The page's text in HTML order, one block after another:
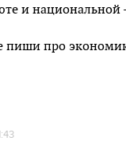
и национальной
пиши про